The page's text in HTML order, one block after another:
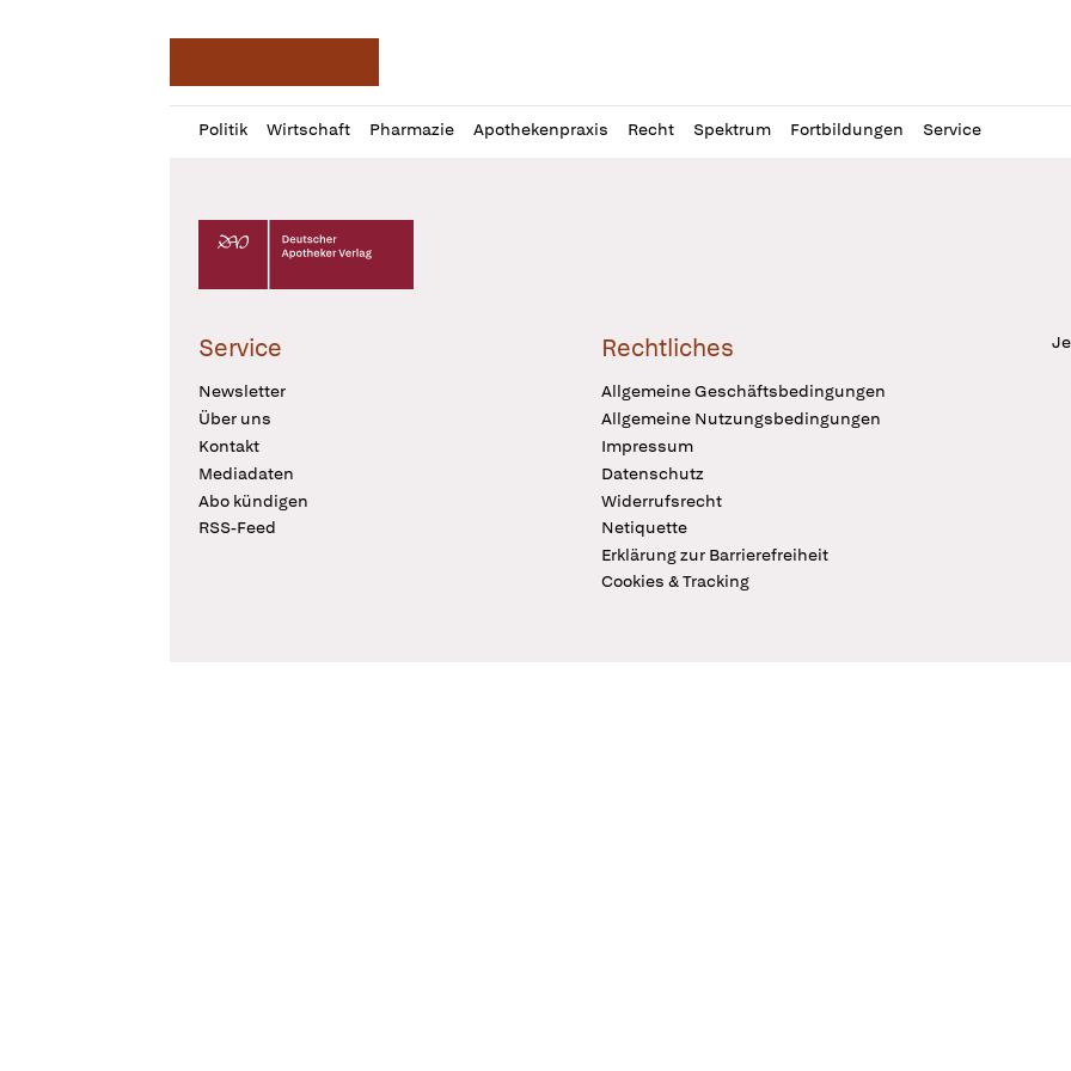
Politik Wirtschaft Pharmazie Apothekenpraxis Recht Spektrum Fortbildungen Service
Profil
öffnen
Daz
Pur
Deutscher Apotheker Verlag Logo
Service
Newsletter
Über uns
Kontakt
Mediadaten
Abo kündigen
RSS-Feed
Rechtliches
Allgemeine Geschäftsbedingungen
Allgemeine Nutzungsbedingungen
Impressum
Datenschutz
Widerrufsrecht
Netiquette
Erklärung zur Barrierefreiheit
Cookies & Tracking